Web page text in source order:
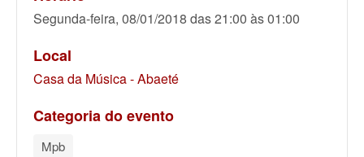
Segunda-feira, 08/01/2018 das 21:00 às 01:00
Local
Casa da Música - Abaeté
Categoria do evento
Mpb